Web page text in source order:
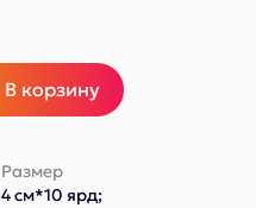
В корзину
Размер
4 см*10 ярд;